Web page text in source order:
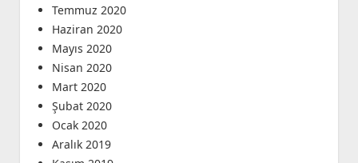
Temmuz 2020
Haziran 2020
Mayıs 2020
Nisan 2020
Mart 2020
Şubat 2020
Ocak 2020
Aralık 2019